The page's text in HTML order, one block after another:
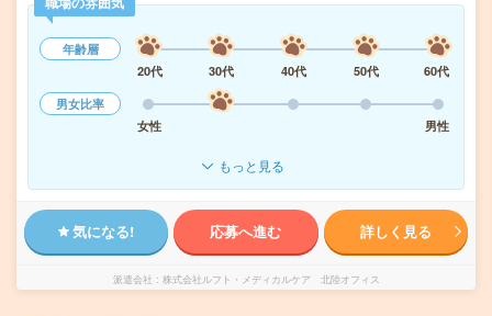
年齢層
20代
30代 40代 50代
60代
男女比率
女性
男性
もっと見る
気になる! 応募へ進む 詳しく見る
派遣会社 株式会社ルフト・メディカルケア 北陸オフィス